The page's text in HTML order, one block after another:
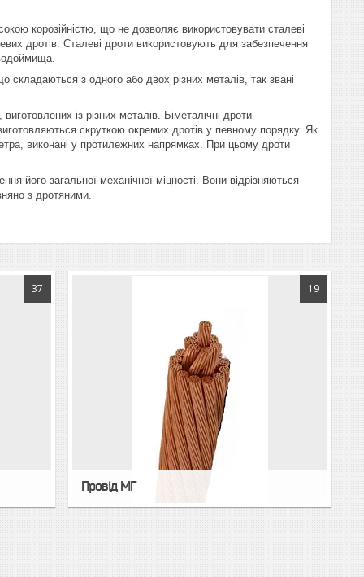
корозійністю, що не дозволяє використовувати сталеві
дротів. Сталеві дроти використовують для забезпечення
складаються з одного або двох різних металів, так звані
із різних металів. Біметалічні дроти
скруткою окремих дротів у певному порядку. Як
виконані у протилежних напрямках. При цьому дроти
його загальної механічної міцності. Вони відрізняються
з дротяними.
37 19
Провід МГ